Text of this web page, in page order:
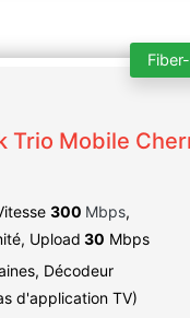
Trio Mobile
300 Mbps,
Upload 30 Mbps
Décodeur
d'application TV)